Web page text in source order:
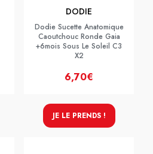
DODIE
Dodie Sucette Anatomique
Caoutchouc Ronde Gaia
+6mois Sous Le Soleil C3
X2
6,70€
JE LE PRENDS !